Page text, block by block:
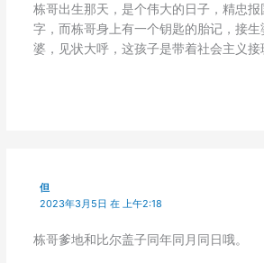
栋哥出生那天，是个伟大的日子，精忠报
字，而栋哥身上有一个钥匙的胎记，接
婆，见状大呼，这孩子是带着社会主义
但
2023年3月5日 在 上午2:18
栋哥爹地和比尔盖子同年同月同日哦。